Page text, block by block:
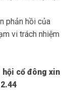
phản hồi của
vi trách nhiệm
cổ đông xin